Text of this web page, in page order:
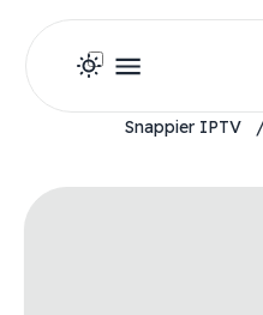
Snappier IPTV